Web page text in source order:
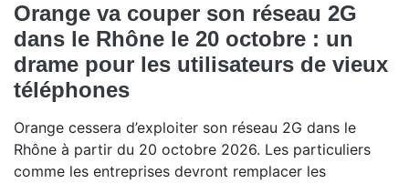
Orange va couper son réseau 2G
dans le Rhône le 20 octobre : un
drame pour les utilisateurs de vieux
téléphones
Orange cessera d’exploiter son réseau 2G dans le
Rhône à partir du 20 octobre 2026. Les particuliers
comme les entreprises devront remplacer les